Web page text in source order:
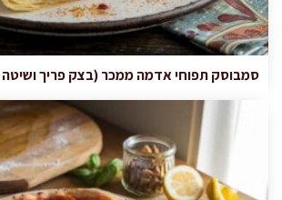
סמבוסק תפוחי אדמה ממכר (בצק פריך